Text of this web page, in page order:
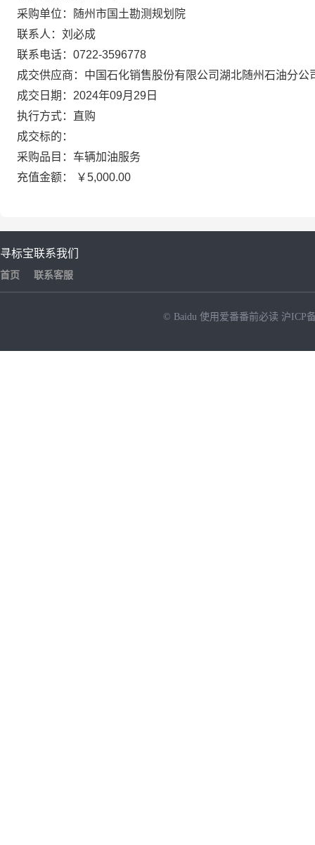
采购单位：随州市国土勘测规划院
联系人：刘必成
联系电话：0722-3596778
成交供应商：中国石化销售股份有限公司湖北随州石油分公
成交日期：2024年09月29日
执行方式：直购
成交标的：
采购品目：车辆加油服务
充值金额： ￥5,000.00
寻标宝
首页
联系我们
联系客服
© Baidu 使用爱番番前必读 沪ICP